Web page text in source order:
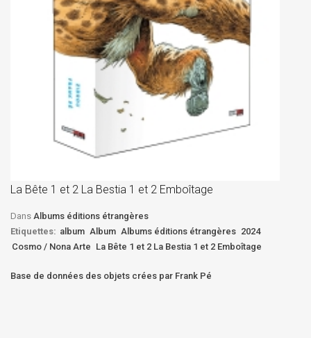
La Bête 1 et 2 La Bestia 1 et 2 Emboîtage
Dans Albums éditions étrangères
Etiquettes: album Album Albums éditions étrangères 2024
Cosmo / Nona Arte La Bête 1 et 2 La Bestia 1 et 2 Emboîtage
Base de données des objets crées par Frank Pé